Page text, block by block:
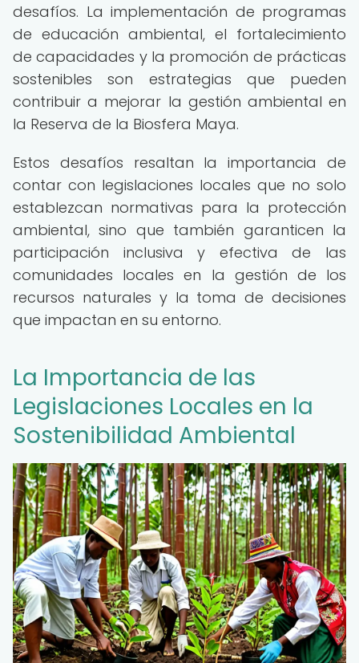
desafíos. La implementación de programas
de educación ambiental, el fortalecimiento
de capacidades y la promoción de prácticas
sostenibles son estrategias que pueden
contribuir a mejorar la gestión ambiental en
la Reserva de la Biosfera Maya.
Estos desafíos resaltan la importancia de
contar con legislaciones locales que no solo
establezcan normativas para la protección
ambiental, sino que también garanticen la
participación inclusiva y efectiva de las
comunidades locales en la gestión de los
recursos naturales y la toma de decisiones
que impactan en su entorno.
La Importancia de las
Legislaciones Locales en la
Sostenibilidad Ambiental